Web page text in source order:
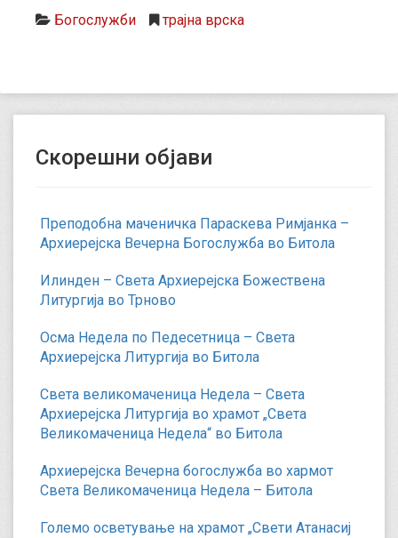
Богослужби трајна врска
Скорешни објави
Преподобна маченичка Параскева Римјанка –
Архиерејска Вечерна Богослужба во Битола
Илинден – Света Архиерејска Божествена
Литургија во Трново
Осма Недела по Педесетница – Света
Архиерејска Литургија во Битола
Света великомаченица Недела – Света
Архиерејска Литургија во храмот „Света
Великомаченица Недела“ во Битола
Архиерејска Вечерна богослужба во хармот
Света Великомаченица Недела – Битола
Големо осветување на храмот „Свети Атанасиј